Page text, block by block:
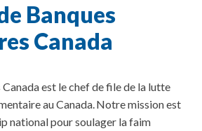
Banques
Canada
est le chef de file de la lutte
au Canada.Notre mission est
national pour soulager la faim